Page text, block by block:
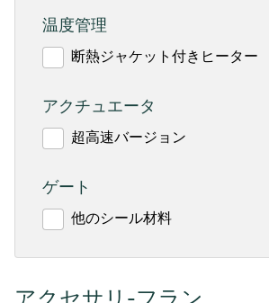
温度管理
断熱ジャケット付きヒーター
アクチュエータ
超高速バージョン
ゲート
他のシール材料